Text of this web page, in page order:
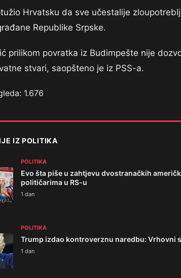
Hrvatsku da sve učestalije
Republike Srpske.
prilikom povratka iz Budimpešte nije
stvari, saopšteno je iz PSS-a.
1.676
IZ POLITIKA
POLITIKA
Evo šta piše u zahtjevu dvostranačkih
političarima u RS-u
1 dan
POLITIKA
Trump izdao kontroverznu naredbu: Vrhovni
1 dan